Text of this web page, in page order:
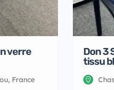
verre
France
Don 3
tissu